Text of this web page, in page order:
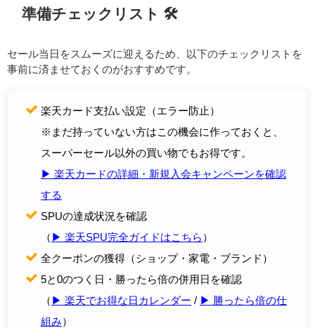
準備チェックリスト 🛠️
セール当日をスムーズに迎えるため、以下のチェックリストを
事前に済ませておくのがおすすめです。
楽天カード支払い設定（エラー防止）
※まだ持っていない方はこの機会に作っておくと、
スーパーセール以外の買い物でもお得です。
▶︎ 楽天カードの詳細・新規入会キャンペーンを確認
する
SPUの達成状況を確認
（ ▶︎ 楽天SPU完全ガイドはこちら ）
全クーポンの獲得（ショップ・家電・ブランド）
5と0のつく日・勝ったら倍の併用日を確認
（ ▶︎ 楽天でお得な日カレンダー / ▶︎ 勝ったら倍の仕
組み ）